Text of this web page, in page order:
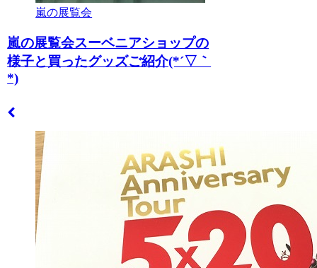
嵐の展覧会
嵐の展覧会スーベニアショップの
様子と買ったグッズご紹介(*´▽｀
*)